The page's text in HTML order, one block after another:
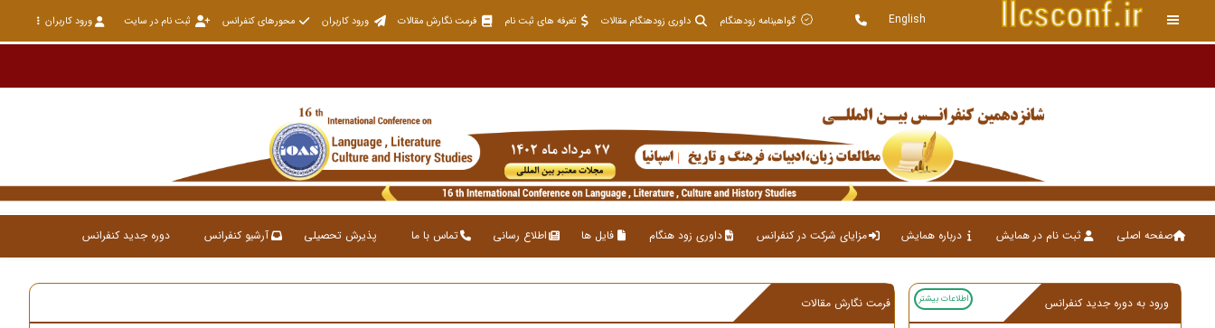
English گواهینامه زودهنگام داوری زودهنگام مقالات تعرفه های ثبت نام فرمت نگارش مقالات ورود کاربران محورهای کنفرانس ثبت نام در سایت ورود کاربران
صفحه اصلی ثبت نام در همایش درباره همایش مزایای شرکت در کنفرانس داوری زود هنگام فایل ها اطلاع رسانی تماس با ما پذیرش تحصیلی آرشیو کنفرانس دوره جدید کنفرانس
ورود به دوره جدید کنفرانس اطلاعات بیشتر فرمت نگارش مقالات